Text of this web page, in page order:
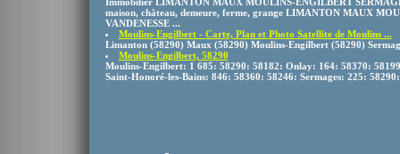
maison, château, demeure, ferme, grange LIMANTON MAUX
VANDENESSE ...
Moulins-Engilbert - Carte, Plan et Photo Satellite de Moulins ...
Limanton (58290) Maux (58290) Moulins-Engilbert (58290)
Moulins-Engilbert, 58290
Moulins-Engilbert: 1 685: 58290: 58182: Onlay: 164: 58370:
Saint-Honoré-les-Bains: 846: 58360: 58246: Sermages: 225: 58290: